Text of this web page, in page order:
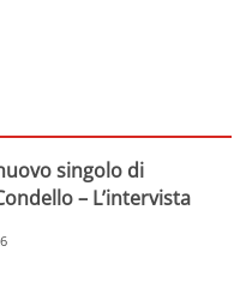
singolo di
– L’intervista